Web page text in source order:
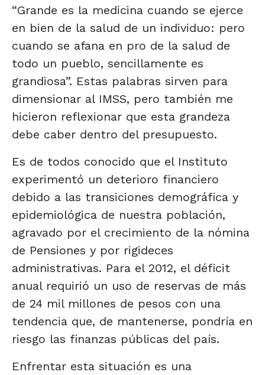
“Grande es la medicina cuando se ejerce
en bien de la salud de un individuo: pero
cuando se afana en pro de la salud de
todo un pueblo, sencillamente es
grandiosa”. Estas palabras sirven para
dimensionar al IMSS, pero también me
hicieron reflexionar que esta grandeza
debe caber dentro del presupuesto.
Es de todos conocido que el Instituto
experimentó un deterioro financiero
debido a las transiciones demográfica y
epidemiológica de nuestra población,
agravado por el crecimiento de la nómina
de Pensiones y por rigideces
administrativas. Para el 2012, el déficit
anual requirió un uso de reservas de más
de 24 mil millones de pesos con una
tendencia que, de mantenerse, pondría en
riesgo las finanzas públicas del país.
Enfrentar esta situación es una